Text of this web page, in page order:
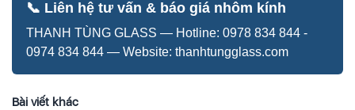
📞 Liên hệ tư vấn & báo giá nhôm kính
THANH TÙNG GLASS — Hotline: 0978 834 844 -
0974 834 844 — Website: thanhtungglass.com
Bài viết khác